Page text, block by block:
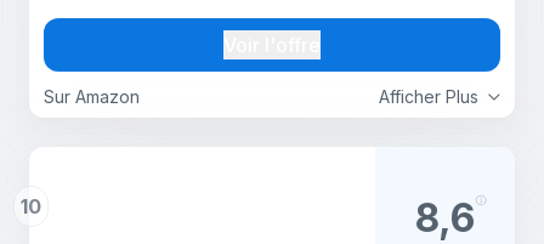
Afficher Plus
Sur Amazon
taille moyenne, Conçu pour Alexa+, graphite
10 8,6